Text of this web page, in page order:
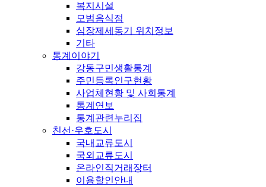
복지시설
모범음식점
심장제세동기 위치정보
기타
통계이야기
강동구민생활통계
주민등록인구현황
사업체현황 및 사회통계
통계연보
통계관련누리집
친선·우호도시
국내교류도시
국외교류도시
온라인직거래장터
이용할인안내